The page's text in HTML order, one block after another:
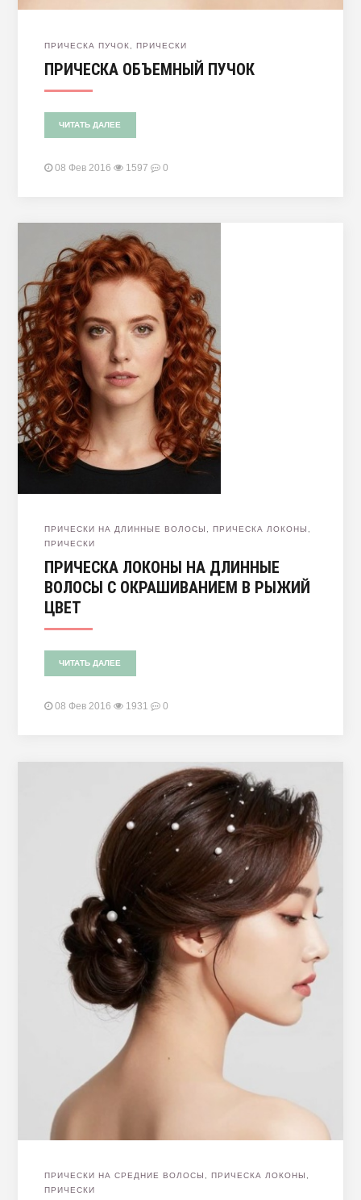
ПРИЧЕСКА ПУЧОК ПРИЧЕСКИ
ПРИЧЕСКА ОБЪЕМНЫЙ ПУЧОК
ЧИТАТЬ ДАЛЕЕ
08 Фев 2016 1597 0
ПРИЧЕСКИ НА ДЛИННЫЕ ВОЛОСЫ ПРИЧЕСКА ЛОКОНЫ
ПРИЧЕСКИ
ПРИЧЕСКА ЛОКОНЫ НА ДЛИННЫЕ
ВОЛОСЫ С ОКРАШИВАНИЕМ В РЫЖИЙ
ЦВЕТ
ЧИТАТЬ ДАЛЕЕ
08 Фев 2016 1931 0
ПРИЧЕСКИ НА СРЕДНИЕ ВОЛОСЫ ПРИЧЕСКА ЛОКОНЫ
ПРИЧЕСКИ